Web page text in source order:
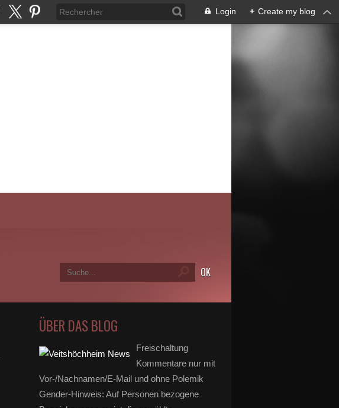
Login + Create my blog
ÜBER DAS BLOG
Freischaltung
Kommentare nur mit
Vor-/Nachnamen/E-Mail und ohne Polemik
Gender-Hinweis: Auf Personen bezogene